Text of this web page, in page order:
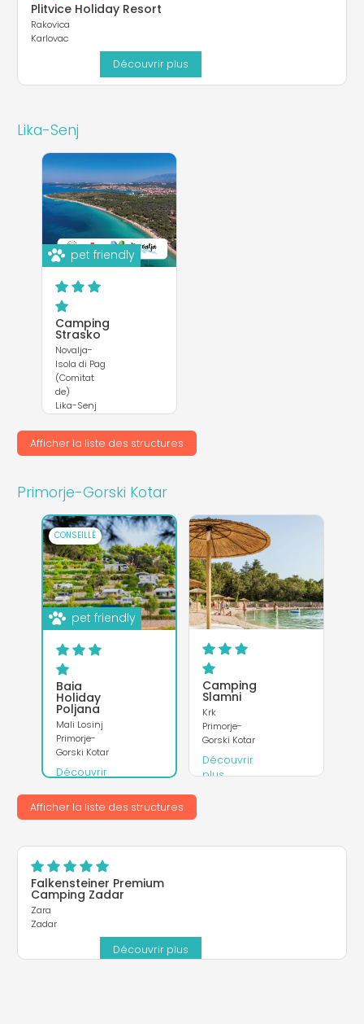
Plitvice Holiday Resort
Rakovica
Karlovac
Découvrir plus
Lika-Senj
pet friendly
Camping
Strasko
Novalja-
Isola di Pag
(Comitat
de)
Lika-Senj
plus
Site
Afficher la liste des structures
Primorje-Gorski Kotar
CONSEILLÉ
pet friendly
Baia
Holiday
Poljana
Mali Losinj
Primorje-
Gorski Kotar
Découvrir
Site
Internet
Camping
Slamni
Krk
Primorje-
Gorski Kotar
Découvrir
plus
Afficher la liste des structures
Falkensteiner Premium
Camping Zadar
Zara
Zadar
Découvrir plus